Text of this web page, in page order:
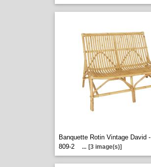
Banquette Rotin Vintage David -
809-2
... [3 image(s)]